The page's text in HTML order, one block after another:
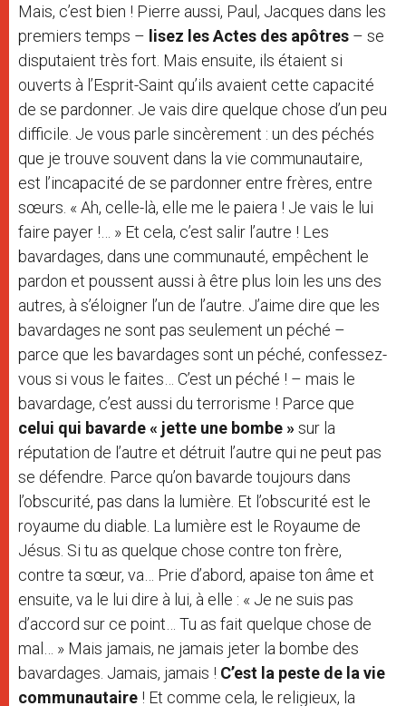
Mais, c’est bien ! Pierre aussi, Paul, Jacques dans les
premiers temps – lisez les Actes des apôtres – se
disputaient très fort. Mais ensuite, ils étaient si
ouverts à l’Esprit-Saint qu’ils avaient cette capacité
de se pardonner. Je vais dire quelque chose d’un peu
difficile. Je vous parle sincèrement : un des péchés
que je trouve souvent dans la vie communautaire,
est l’incapacité de se pardonner entre frères, entre
sœurs. « Ah, celle-là, elle me le paiera ! Je vais le lui
faire payer !… » Et cela, c’est salir l’autre ! Les
bavardages, dans une communauté, empêchent le
pardon et poussent aussi à être plus loin les uns des
autres, à s’éloigner l’un de l’autre. J’aime dire que les
bavardages ne sont pas seulement un péché –
parce que les bavardages sont un péché, confessez-
vous si vous le faites… C’est un péché ! – mais le
bavardage, c’est aussi du terrorisme ! Parce que
celui qui bavarde« jette une bombe »sur la
réputation de l’autre et détruit l’autre qui ne peut pas
se défendre. Parce qu’on bavarde toujours dans
l’obscurité, pas dans la lumière. Et l’obscurité est le
royaume du diable. La lumière est le Royaume de
Jésus. Si tu as quelque chose contre ton frère,
contre ta sœur, va… Prie d’abord, apaise ton âme et
ensuite, va le lui dire à lui, à elle : « Je ne suis pas
d’accord sur ce point… Tu as fait quelque chose de
mal… » Mais jamais, ne jamais jeter la bombe des
bavardages. Jamais, jamais ! C’est la peste de la vie
communautaire ! Et comme cela, le religieux, la